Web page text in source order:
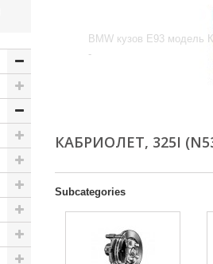
BMW кузов E93 модель
-
КАБРИОЛЕТ, 325I
Subcategories